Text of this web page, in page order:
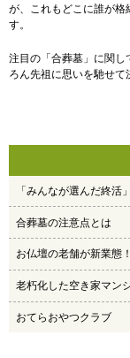
が、これもどこに誰が
す。
注目の「合葬墓」に関し
ろん先祖に思いを馳せて
「みんなが選んだ終活
合葬墓の注意点とは
お仏壇の老舗が新業態
老朽化した空き家マン
おてらおやつクラブ